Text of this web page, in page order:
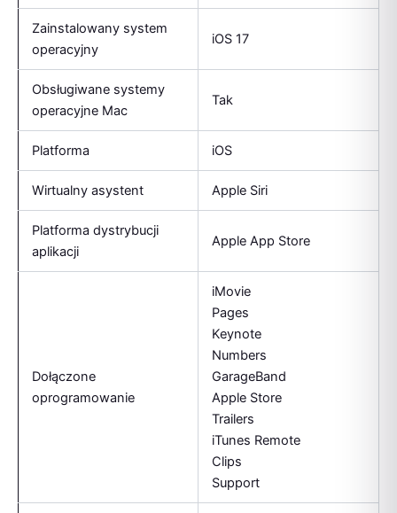
Zainstalowany system
operacyjny
iOS 17
Obsługiwane systemy
operacyjne Mac
Tak
Platforma iOS
Wirtualny asystent Apple Siri
Platforma dystrybucji
aplikacji
Apple App Store
Dołączone
oprogramowanie
iMovie
Pages
Keynote
Numbers
GarageBand
Apple Store
Trailers
iTunes Remote
Clips
Support